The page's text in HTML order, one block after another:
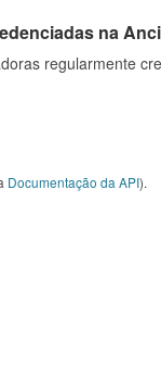
na
regularmente
Documentação da API).